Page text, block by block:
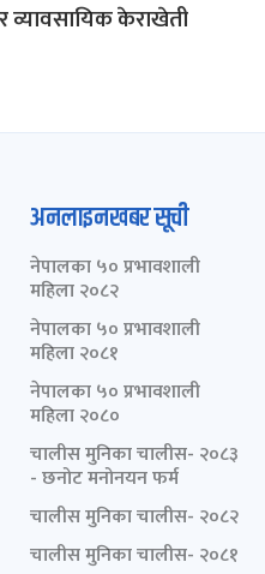
केराखेती
अनलाइनखबर सूची
नेपालका ५० प्रभावशाली
महिला २०८२
नेपालका ५० प्रभावशाली
महिला २०८१
नेपालका ५० प्रभावशाली
महिला २०८०
चालीस मुनिका चालीस- २०८३
- छनोट मनोनयन फर्म
चालीस मुनिका चालीस- २०८२
चालीस मुनिका चालीस- २०८१